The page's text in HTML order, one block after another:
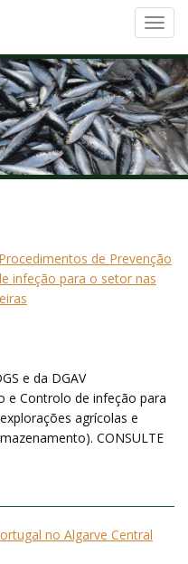
de Prevenção
infeção para o setor nas
e da DGAV
e Controlo de infeção para
agrícolas e
CONSULTE
no Algarve Central